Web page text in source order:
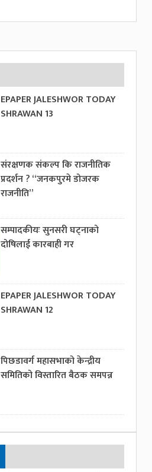
EPAPER JALESHWOR TODAY
SHRAWAN 13
संरक्षणक संकल्प कि राजनीतिक
प्रदर्शन ? “जनकपुरमे डोजरक
राजनीति”
सम्पादकीयः सुनसरी घट्नाको
दोषिलाई कारबाही गर
EPAPER JALESHWOR TODAY
SHRAWAN 12
पिछडावर्ग महासभाको केन्द्रीय
समितिको विस्तारित बैठक समपन्न